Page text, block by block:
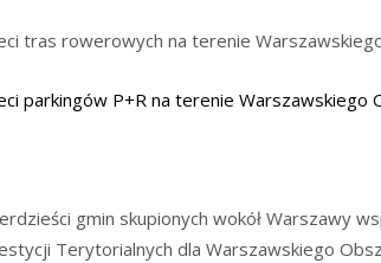
tras rowerowych na terenie
parkingów P+R na terenie Warszawskiego
gmin skupionych wokół Warszawy
Terytorialnych dla Warszawskiego